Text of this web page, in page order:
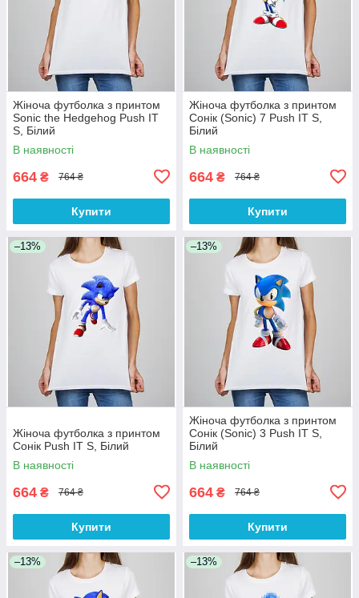
Жіноча футболка з принтом
Sonic the Hedgehog Push IT
S, Білий
В наявності
664 ₴ 764 ₴
Купити
Жіноча футболка з принтом
Сонік (Sonic) 7 Push IT S,
Білий
В наявності
664 ₴ 764 ₴
Купити
–13%
Жіноча футболка з принтом
Сонік Push IT S, Білий
В наявності
664 ₴ 764 ₴
Купити
–13%
Жіноча футболка з принтом
Сонік (Sonic) 3 Push IT S,
Білий
В наявності
664 ₴ 764 ₴
Купити
–13% –13%